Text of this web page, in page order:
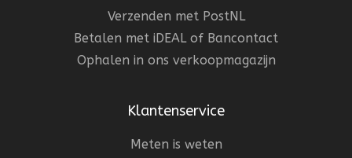
Verzenden met PostNL
Betalen met iDEAL of Bancontact
Ophalen in ons verkoopmagazijn
Klantenservice
Meten is weten